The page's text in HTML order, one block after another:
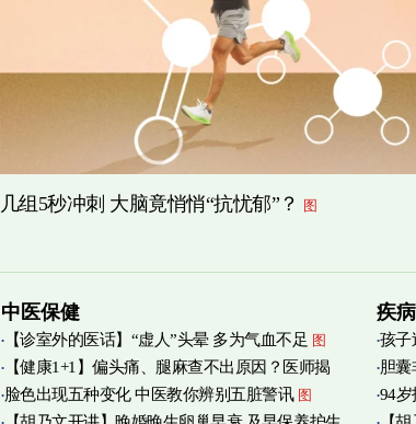
几组5秒冲刺 大脑竟悄悄“抗忧郁”？ 图
中医保健
【诊室外的医话】“虚人”头晕 多为气血不足 图
【健康1+1】偏头痛、腿麻查不出原因？医师揭
痛源竟在肌筋膜 图
脸色出现五种变化 中医教你辨别五脏警讯 图
疾
孩子
胆囊
图
94岁